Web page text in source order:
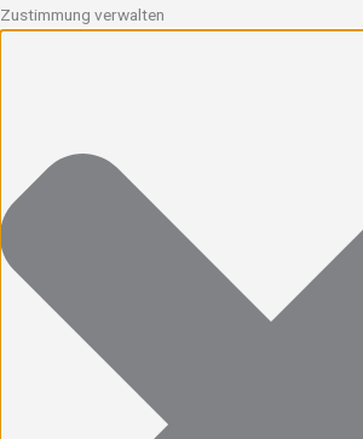
Zustimmung verwalten